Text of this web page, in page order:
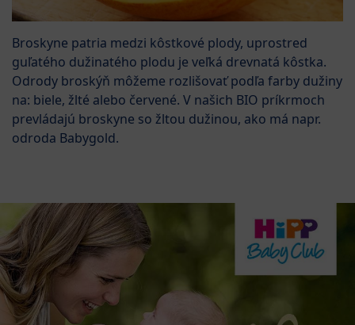
Broskyne patria medzi kôstkové plody, uprostred
guľatého dužinatého plodu je veľká drevnatá kôstka.
Odrody broskýň môžeme rozlišovať podľa farby dužiny
na: biele, žlté alebo červené. V našich BIO príkrmoch
prevládajú broskyne so žltou dužinou, ako má napr.
odroda Babygold.